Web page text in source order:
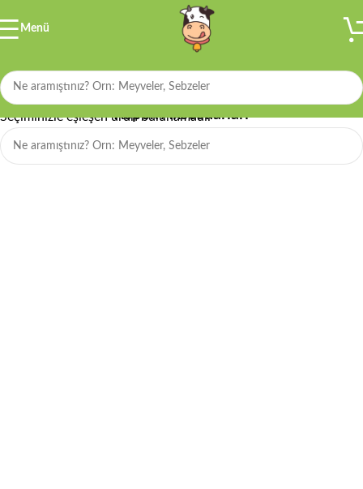
Menü
Köpek Aksesuarları
Seçiminizle eşleşen ürün bulunamadı.